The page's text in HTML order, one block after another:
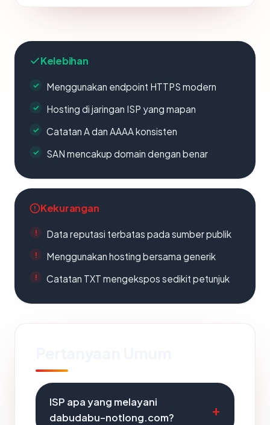
Kelebihan
Menggunakan endpoint HTTPS modern
Hosting di jaringan ISP yang mapan
Catatan A dan AAAA konsisten
SAN mencakup domain dengan benar
Kekurangan
Data reputasi terbatas pada sumber publik
Menggunakan hosting bersama generik
Catatan TXT mengekspos sedikit petunjuk
ISP apa yang melayani
dabudabu-notlong.com?